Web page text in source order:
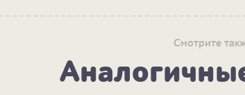
Смотрите